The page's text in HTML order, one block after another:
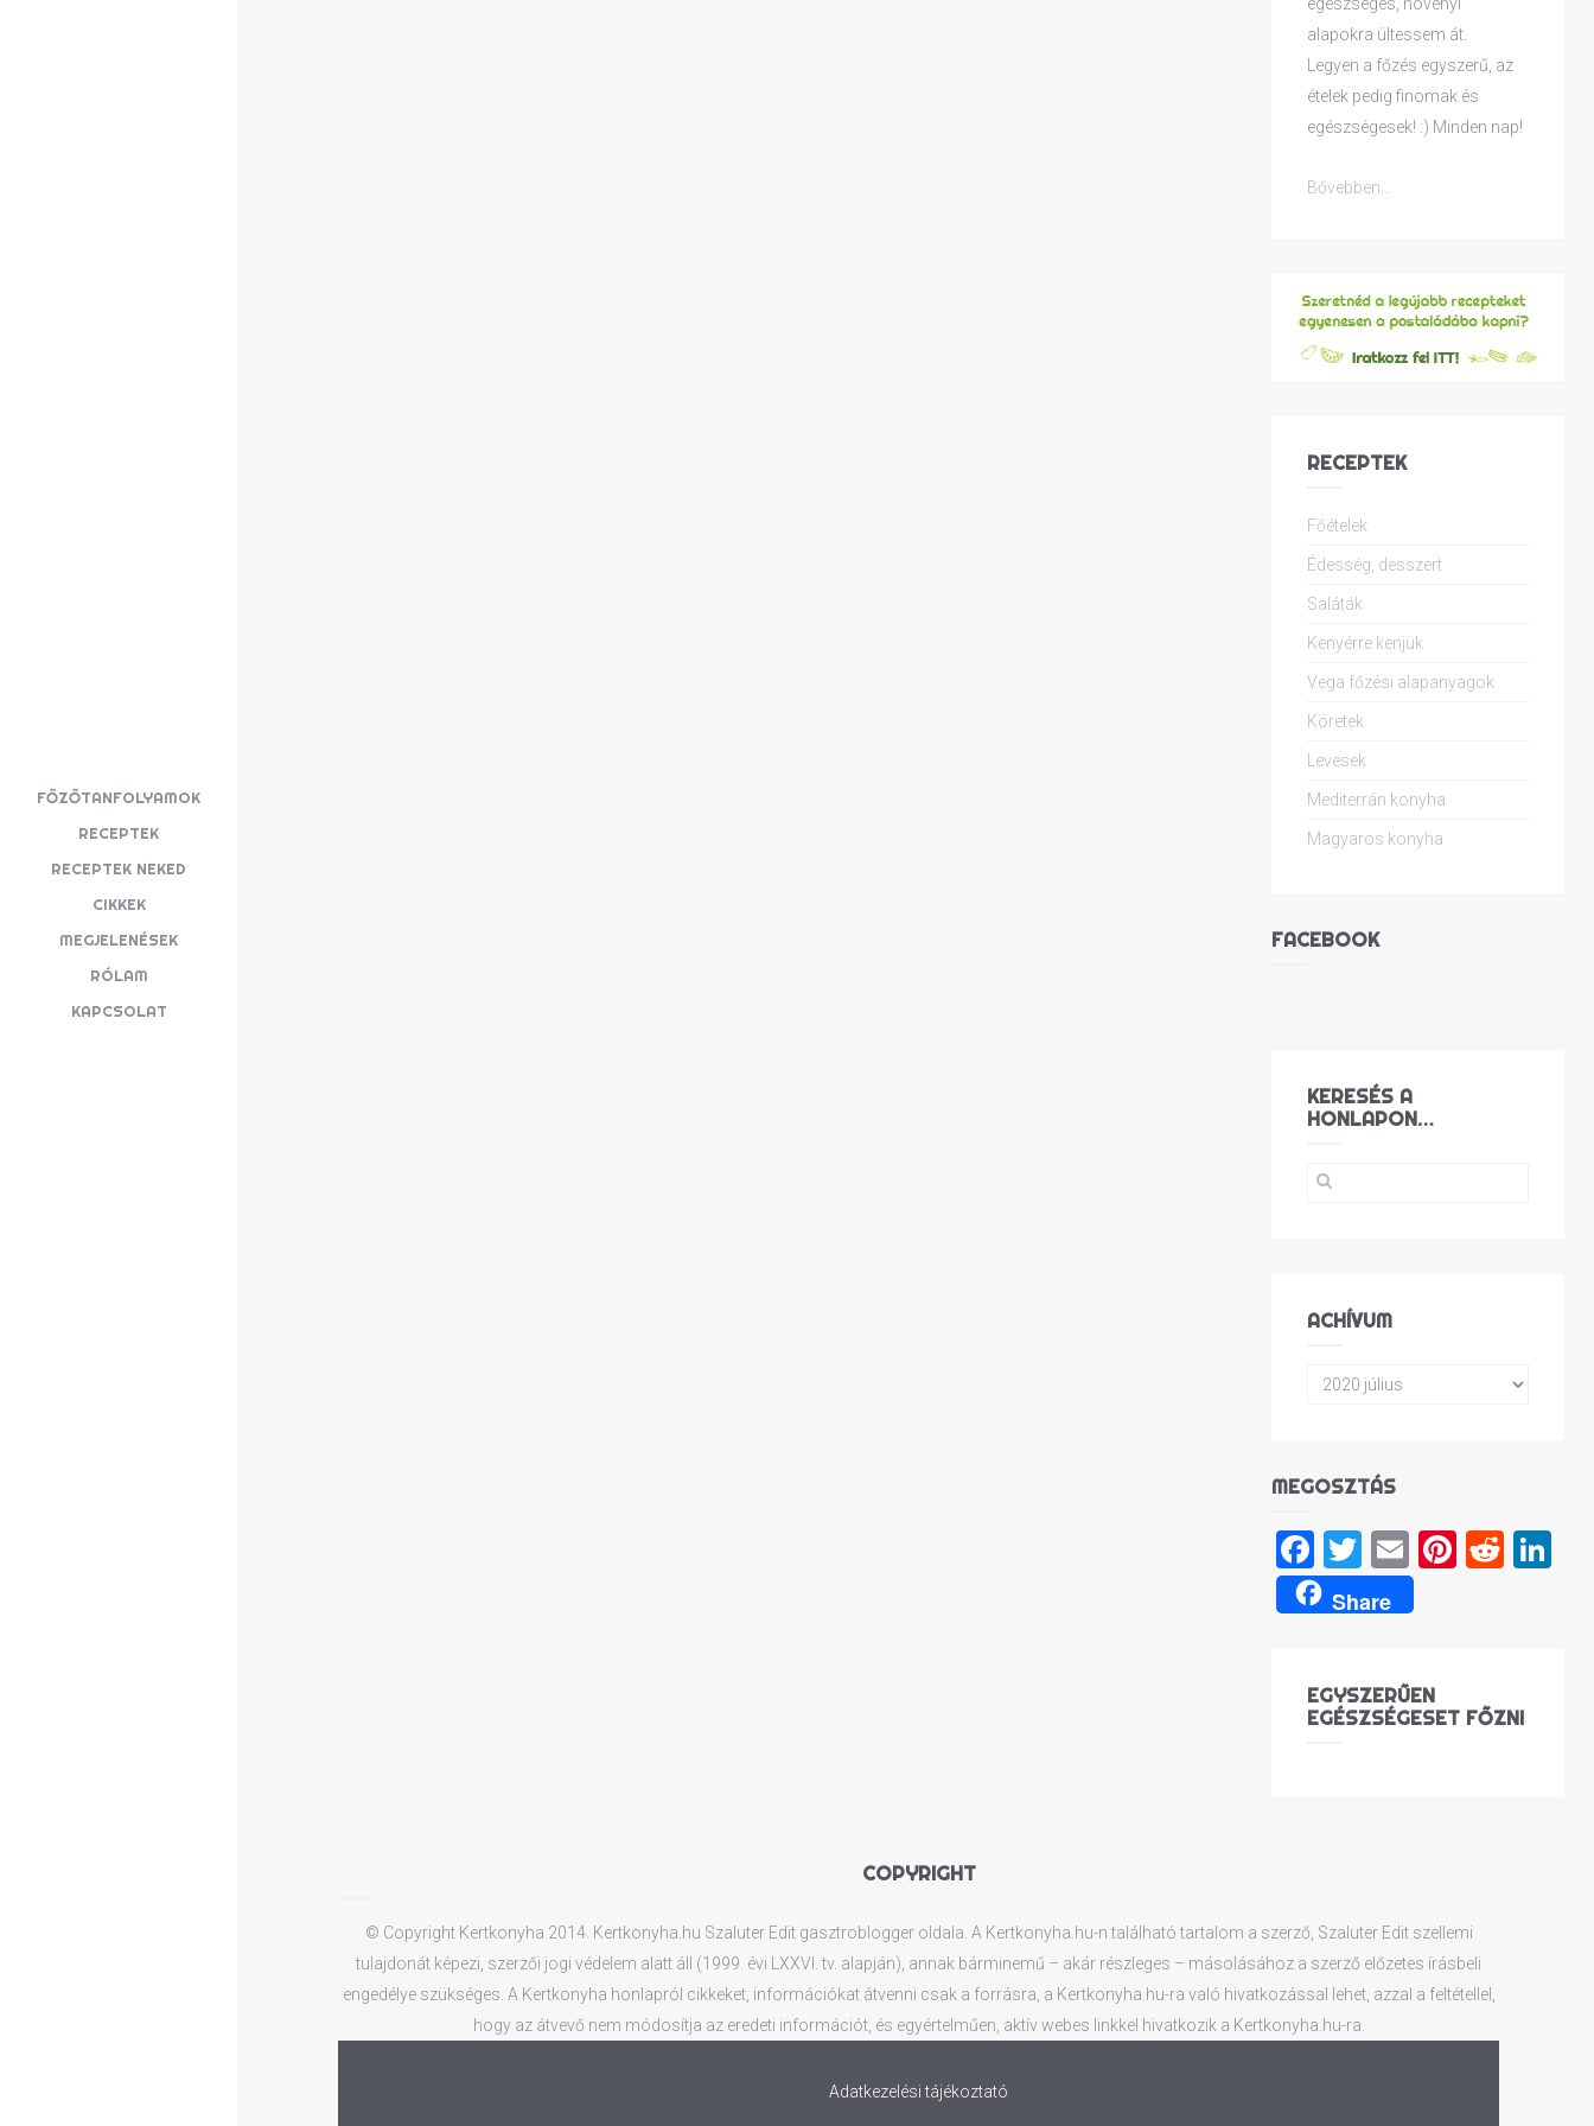
FŐZŐTANFOLYAMOK
RECEPTEK
RECEPTEK NEKED
CIKKEK
MEGJELENÉSEK
RÓLAM
KAPCSOLAT
egészséges, növényi
alapokra ültessem át.
Legyen a főzés egyszerű, az
ételek pedig finomak és
egészségesek! :) Minden nap!
Bővebben...
RECEPTEK
Főételek
Édesség, desszert
Saláták
Kenyérre kenjük
Vega főzési alapanyagok
Köretek
Levesek
Mediterrán konyha
Magyaros konyha
FACEBOOK
KERESÉS A
HONLAPON…
ACHÍVUM
MEGOSZTÁS
Facebook
Twitter
Email
Share
EGYSZERŰEN
EGÉSZSÉGESET FŐZNI
COPYRIGHT
© Copyright Kertkonyha 2014. Kertkonyha.hu Szaluter Edit gasztroblogger oldala. A Kertkonyha.hu-n található tartalom a szerző, Szaluter Edit szellemi
tulajdonát képezi, szerzői jogi védelem alatt áll (1999. évi LXXVI. tv. alapján), annak bárminemű – akár részleges – másolásához a szerző előzetes írásbeli
engedélye szükséges. A Kertkonyha honlapról cikkeket, információkat átvenni csak a forrásra, a Kertkonyha.hu-ra való hivatkozással lehet, azzal a feltétellel,
hogy az átvevő nem módosítja az eredeti információt, és egyértelműen, aktív webes linkkel hivatkozik a Kertkonyha.hu-ra.
Adatkezelési tájékoztató